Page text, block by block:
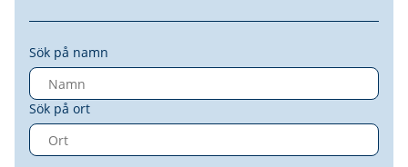
Sök på namn
Sök på ort